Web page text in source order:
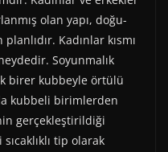
olan yapı, doğu-
Kadınlar kısmı
Soyunmalık
birer kubbeyle örtülü
kubbeli birimlerden
gerçekleştirildiği
sıcaklıklı tip olarak